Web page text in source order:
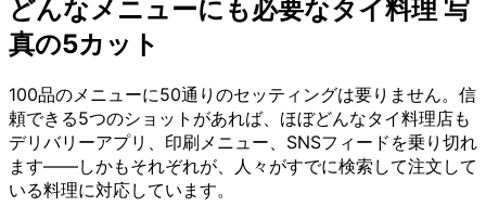
どんなメニューにも必要なタイ料理 写
真の5カット
100品のメニューに50通りのセッティングは要りません。信
頼できる5つのショットがあれば、ほぼどんなタイ料理店も
デリバリーアプリ、印刷メニュー、SNSフィードを乗り切れ
ます——しかもそれぞれが、人々がすでに検索して注文して
いる料理に対応しています。